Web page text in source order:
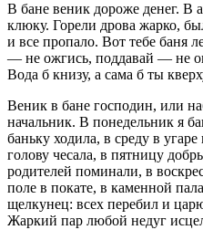
В бане веник дороже денег. В
клюку. Горели дрова жарко,
и все пропало. Вот тебе баня
— не ожгись, поддавай — не
Вода б книзу, а сама б ты
Веник в бане господин, или
начальник. В понедельник я
баньку ходила, в среду в
голову чесала, в пятницу
родителей поминали, в
поле в покате, в каменной
щелкунец: всех перебил и
Жаркий пар любой недуг